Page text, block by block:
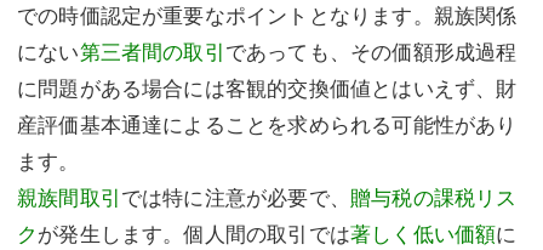
での時価認定が重要なポイントとなります。親族関係
にない第三者間の取引であっても、その価額形成過程
に問題がある場合には客観的交換価値とはいえず、財
産評価基本通達によることを求められる可能性があり
ます。
親族間取引では特に注意が必要で、 贈与税の課税リス
クが発生します。個人間の取引では著しく低い価額に